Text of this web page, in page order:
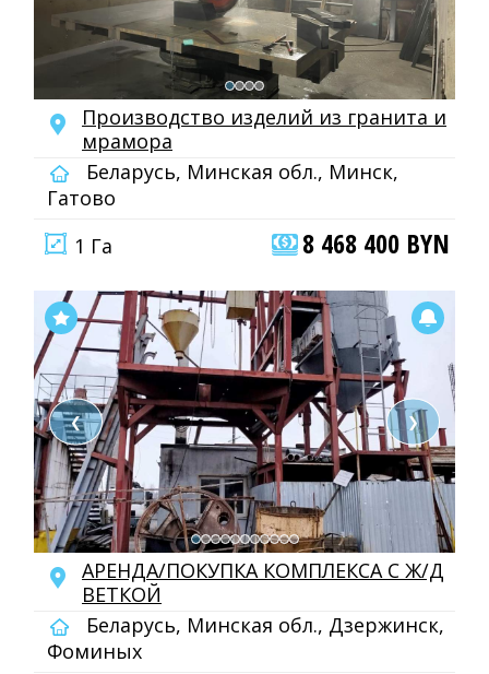
Производство изделий из гранита и
мрамора
Беларусь, Минская обл., Минск,
Гатово
1 Га
8 468 400 BYN
❮ ❯
АРЕНДА/ПОКУПКА КОМПЛЕКСА С Ж/Д
ВЕТКОЙ
Беларусь, Минская обл., Дзержинск,
Фоминых